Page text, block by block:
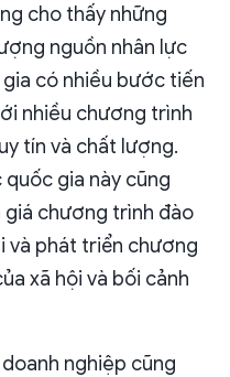
cho thấy những
nguồn nhân lực
có nhiều bước tiến
nhiều chương trình
tín và chất lượng.
gia này cũng
giá chương trình đào
và phát triển chương
xã hội và bối cảnh
nghiệp cũng